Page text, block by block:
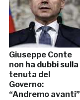
Giuseppe Conte
non ha dubbi sulla
tenuta del
Governo:
“Andremo avanti”